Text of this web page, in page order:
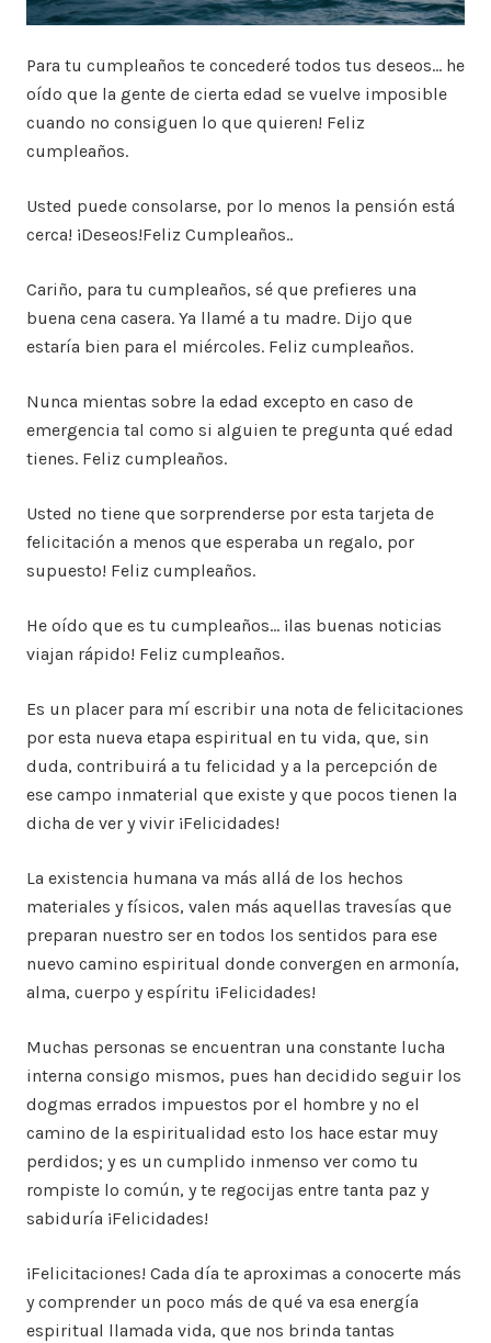
Para tu cumpleaños te concederé todos tus deseos… he
oído que la gente de cierta edad se vuelve imposible
cuando no consiguen lo que quieren! Feliz
cumpleaños.
Usted puede consolarse, por lo menos la pensión está
cerca! ¡Deseos!Feliz Cumpleaños..
Cariño, para tu cumpleaños, sé que prefieres una
buena cena casera. Ya llamé a tu madre. Dijo que
estaría bien para el miércoles. Feliz cumpleaños.
Nunca mientas sobre la edad excepto en caso de
emergencia tal como si alguien te pregunta qué edad
tienes. Feliz cumpleaños.
Usted no tiene que sorprenderse por esta tarjeta de
felicitación a menos que esperaba un regalo, por
supuesto! Feliz cumpleaños.
He oído que es tu cumpleaños… ¡las buenas noticias
viajan rápido! Feliz cumpleaños.
Es un placer para mí escribir una nota de felicitaciones
por esta nueva etapa espiritual en tu vida, que, sin
duda, contribuirá a tu felicidad y a la percepción de
ese campo inmaterial que existe y que pocos tienen la
dicha de ver y vivir ¡Felicidades!
La existencia humana va más allá de los hechos
materiales y físicos, valen más aquellas travesías que
preparan nuestro ser en todos los sentidos para ese
nuevo camino espiritual donde convergen en armonía,
alma, cuerpo y espíritu ¡Felicidades!
Muchas personas se encuentran una constante lucha
interna consigo mismos, pues han decidido seguir los
dogmas errados impuestos por el hombre y no el
camino de la espiritualidad esto los hace estar muy
perdidos; y es un cumplido inmenso ver como tu
rompiste lo común, y te regocijas entre tanta paz y
sabiduría ¡Felicidades!
¡Felicitaciones! Cada día te aproximas a conocerte más
y comprender un poco más de qué va esa energía
espiritual llamada vida, que nos brinda tantas